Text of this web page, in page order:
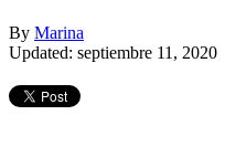
By Marina
Updated: septiembre 11, 2020